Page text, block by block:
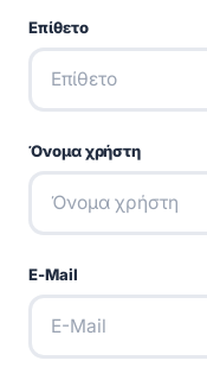
Επίθετο
Όνομα χρήστη
E-Mail